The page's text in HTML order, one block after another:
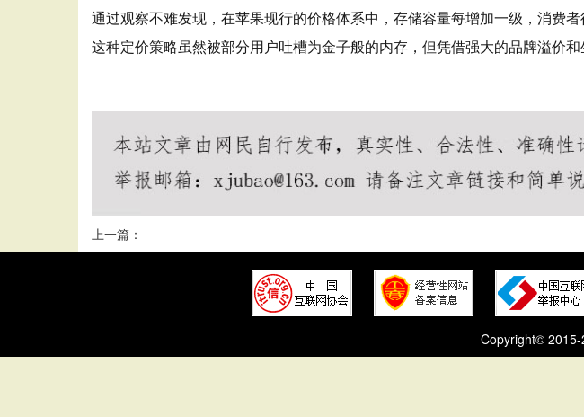
通过观察不难发现，在苹果现行的价格体系中，存储容量每增加一级，消费
这种定价策略虽然被部分用户吐槽为金子般的内存，但凭借强大的品牌溢价
上一篇：
Copyright©